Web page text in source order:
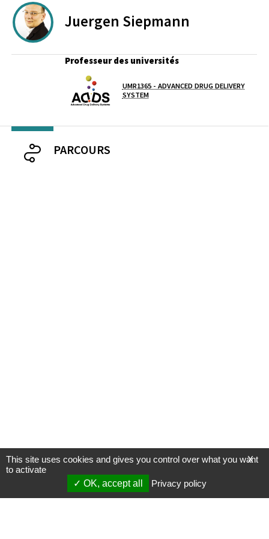
Juergen Siepmann
Professeur des universités
UMR1365 - ADVANCED DRUG DELIVERY
SYSTEM
PARCOURS
X
This site uses cookies and gives you control over what you want
to activate
OK, accept all
Privacy policy